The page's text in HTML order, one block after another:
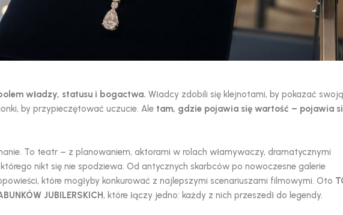
władzy, statusu i bogactwa. Władcy zdobili się klejnotami, by pokazać swoją
by przypieczętować uczucie. Ale tam, gdzie pojawia się wartość – pojawia
To teatr – z planowaniem, aktorami w rolach włamywaczy, dramatycznymi
nikt się nie spodziewa. Od antycznych skarbców po nowoczesne galerie
które mogłyby konkurować z najlepszymi scenariuszami filmowymi. Oto
JUBILERSKICH, które łączy jedno: każdy z nich przeszedł do legendy.